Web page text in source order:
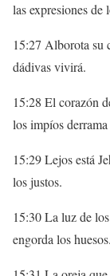
las expresiones
15:27 Alborota su
dádivas vivirá.
15:28 El corazón
los impíos derrama
15:29 Lejos está
los justos.
15:30 La luz de
engorda los huesos.